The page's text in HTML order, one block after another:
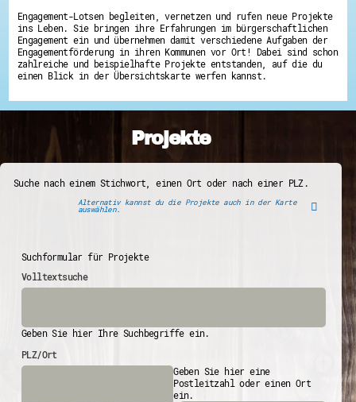
Engagement-Lotsen begleiten, vernetzen und rufen neue Projekte
ins Leben. Sie bringen ihre Erfahrungen im bürgerschaftlichen
Engagement ein und übernehmen damit verschiedene Aufgaben der
Engagementförderung in ihren Kommunen vor Ort! Dabei sind schon
zahlreiche und beispielhafte Projekte entstanden, auf die du
einen Blick in der Übersichtskarte werfen kannst.
Projekte
Suche nach einem Stichwort, einen Ort oder nach einer PLZ.
Alternativ kannst du die Projekte auch in der Karte
auswählen.
Suchformular für Projekte
Volltextsuche
Geben Sie hier Ihre Suchbegriffe ein.
PLZ/Ort
Geben Sie hier eine
Postleitzahl oder einen Ort
ein.